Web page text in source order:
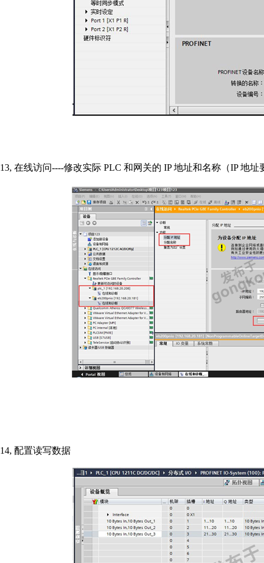
13, 在线访问----修改实际 PLC 和网关的 IP地址和名称（IP地址
14, 配置读写数据